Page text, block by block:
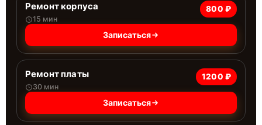
Ремонт корпуса
15 мин
800 ₽
Записаться
Ремонт платы
30 мин
1200 ₽
Записаться